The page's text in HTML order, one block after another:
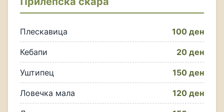
Плескавица 100 ден
Кебапи 20 ден
Уштипец 150 ден
Ловечка мала 120 ден